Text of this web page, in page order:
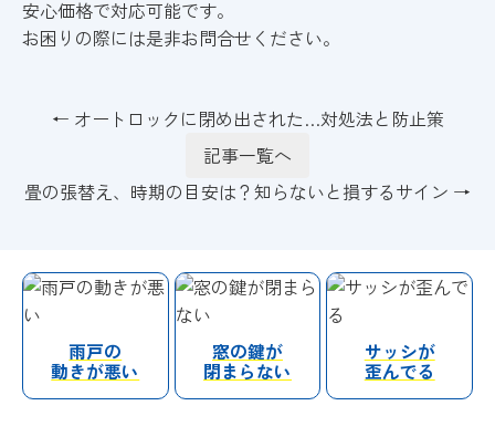
安心価格で対応可能です。
お困りの際には是非お問合せください。
← オートロックに閉め出された…対処法と防止策
記事一覧へ
畳の張替え、時期の目安は？知らないと損するサイン →
雨戸の
動きが悪い
窓の鍵が
閉まらない
サッシが
歪んでる